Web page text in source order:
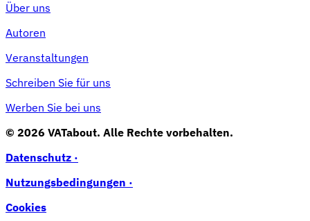
Über uns
Autoren
Veranstaltungen
Schreiben Sie für uns
Werben Sie bei uns
© 2026 VATabout. Alle Rechte vorbehalten.
Datenschutz ·
Nutzungsbedingungen ·
Cookies